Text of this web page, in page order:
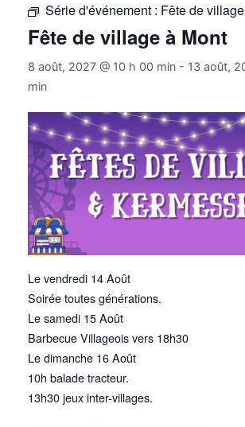
Série d'événement : Fête de
Fête de village à Mont
8 août, 2027 @ 10 h 00 min - 13 août,
min
Le vendredi 14 Août
Soirée toutes générations.
Le samedi 15 Août
Barbecue Villageois vers 18h30
Le dimanche 16 Août
10h balade tracteur.
13h30 jeux inter-villages.